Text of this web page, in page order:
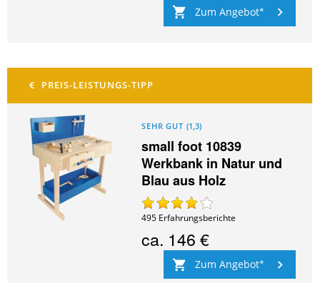
Zum Angebot
SEHR GUT (1,3)
small foot 10839
Werkbank in Natur und
Blau aus Holz
495 Erfahrungsberichte
ca. 146 €
Zum Angebot